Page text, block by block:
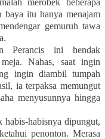
baya itu hanya menajam
gemuruh tawa
Perancis ini hendak
Nahas, saat ingin
ingin diambil tumpah
ia terpaksa memungut
menyusunnya hingga
habis-habisnya dipungut,
penonton. Merasa